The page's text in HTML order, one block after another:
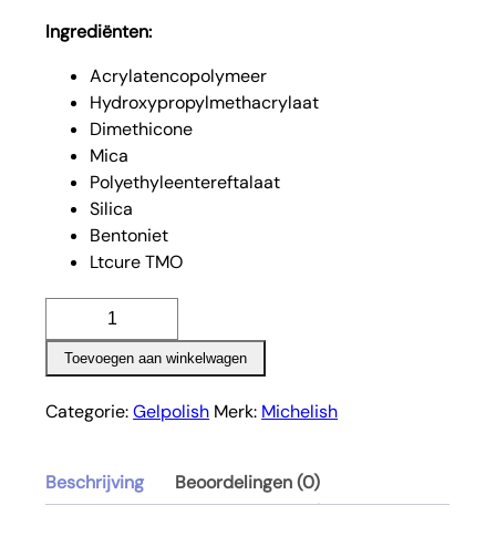
Ingrediënten:
Acrylatencopolymeer
Hydroxypropylmethacrylaat
Dimethicone
Mica
Polyethyleentereftalaat
Silica
Bentoniet
Ltcure TMO
Loco
gelpolish
Toevoegen aan winkelwagen
Categorie:Gelpolish Merk: Michelish
Beschrijving Beoordelingen (0)